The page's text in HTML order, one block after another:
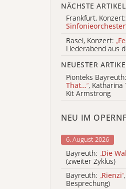
NÄCHSTE ARTIKEL
Frankfurt, Konzert:
Sinfonieorchester
Basel, Konzert: „
Liederabend aus
NEUESTER
Pionteks Bayreuth:
That…“, Katharina
Kit Armstrong
NEU IM
6. August 2026
Bayreuth: „Die
(zweiter Zyklus)
Bayreuth: „Rienzi“
Besprechung)